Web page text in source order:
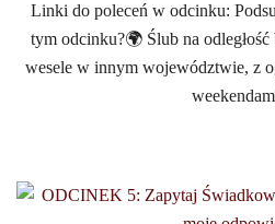
Linki do poleceń w odcinku:
tym odcinku?🌍 Ślub na odległość
wesele w innym województwie, z